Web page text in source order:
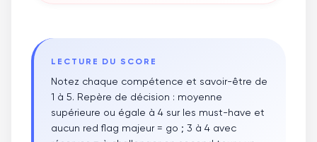
LECTURE DU SCORE
Notez chaque compétence et savoir-être de
1 à 5. Repère de décision : moyenne
supérieure ou égale à 4 sur les must-have et
aucun red flag majeur = go ; 3 à 4 avec